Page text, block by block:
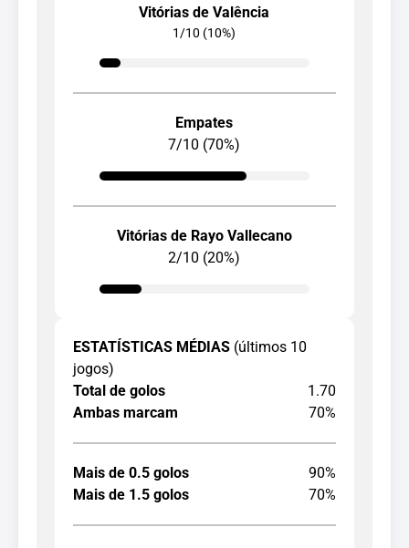
Vitórias de Valência
1/10 (10%)
Empates
7/10 (70%)
Vitórias de Rayo Vallecano
2/10 (20%)
ESTATÍSTICAS MÉDIAS (últimos 10
jogos)
Total de golos
1.70
Ambas marcam
70%
Mais de 0.5 golos
90%
Mais de 1.5 golos
70%